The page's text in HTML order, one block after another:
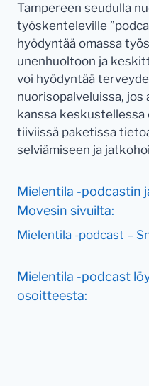
Tampereen seudulla
työskenteleville
hyödyntää omassa
unenhuoltoon ja
voi hyödyntää
nuorisopalveluissa,
kanssa keskustellessa
tiiviissä paketissa
selviämiseen ja
Mielentila -podcastin
Movesin sivuilta:
Mielentila -podcast –
Mielentila -podcast
osoitteesta: